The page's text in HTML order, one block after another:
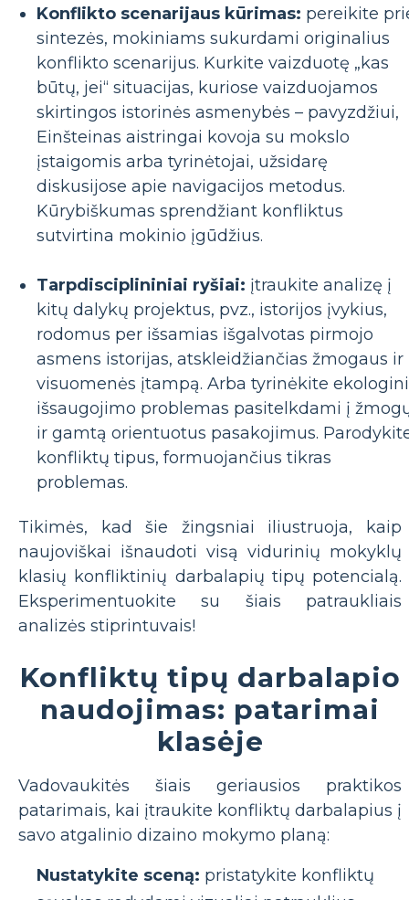
Konflikto scenarijaus kūrimas: pereikite
sintezės, mokiniams sukurdami originalius
konflikto scenarijus. Kurkite vaizduotę „kas
būtų, jei“ situacijas, kuriose vaizduojamos
skirtingos istorinės asmenybės – pavyzdžiui,
Einšteinas aistringai kovoja su mokslo
įstaigomis arba tyrinėtojai, užsidarę
diskusijose apie navigacijos metodus.
Kūrybiškumas sprendžiant konfliktus
sutvirtina mokinio įgūdžius.
Tarpdisciplininiai ryšiai: įtraukite analizę į
kitų dalykų projektus, pvz., istorijos įvykius,
rodomus per išsamias išgalvotas pirmojo
asmens istorijas, atskleidžiančias žmogaus ir
visuomenės įtampą. Arba tyrinėkite
išsaugojimo problemas pasitelkdami į
ir gamtą orientuotus pasakojimus.
konfliktų tipus, formuojančius tikras
problemas.
Tikimės, kad šie žingsniai iliustruoja, kaip
naujoviškai išnaudoti visą vidurinių mokyklų
klasių konfliktinių darbalapių tipų potencialą.
Eksperimentuokite su šiais patraukliais
analizės stiprintuvais!
Konfliktų tipų darbalapio
naudojimas: patarimai
klasėje
Vadovaukitės šiais geriausios praktikos
patarimais, kai įtraukite konfliktų darbalapius į
savo atgalinio dizaino mokymo planą:
Nustatykite sceną: pristatykite konfliktų